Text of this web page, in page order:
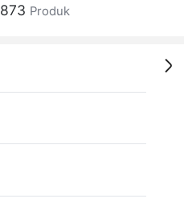
873 Produk